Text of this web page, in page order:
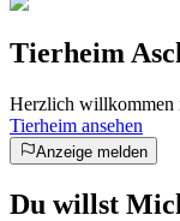
Tierheim
Herzlich willkommen
Tierheim ansehen
Anzeige melden
Du willst